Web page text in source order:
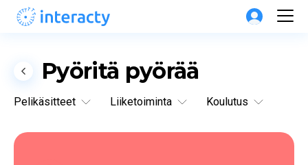
Pyöritä pyörää
Pelikäsitteet Liiketoiminta Koulutus